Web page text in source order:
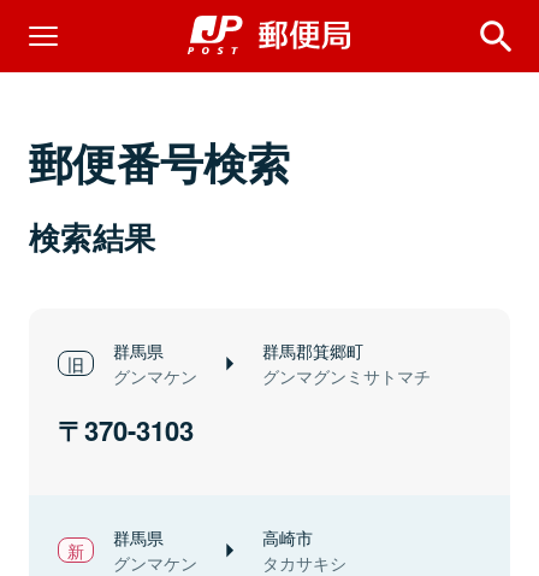
郵便番号検索
検索結果
群馬県
グンマケン
群馬郡箕郷町
グンマグンミサトマチ
370-3103
群馬県
グンマケン
高崎市
タカサキシ